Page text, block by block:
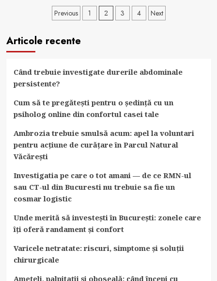
Septolete
Prospect
Medicament
tratamentul
afecțiunilor
Paginație
articole
Previous 1 2 3 4 Next
Articole recente
Când trebuie investigate durerile abdominale
persistente?
Cum să te pregătești pentru o ședință cu un
psiholog online din confortul casei tale
Ambrozia trebuie smulsă acum: apel la voluntari
pentru acțiune de curățare în Parcul Natural
Văcărești
Investigatia pe care o tot amani — de ce RMN-ul
sau CT-ul din Bucuresti nu trebuie sa fie un
cosmar logistic
Unde merită să investești în București: zonele care
îți oferă randament și confort
Varicele netratate: riscuri, simptome și soluții
chirurgicale
Amețeli, palpitații și oboseală: când începi cu